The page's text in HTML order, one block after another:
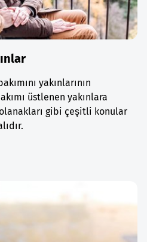
yakınlarının
üstlenen yakınlara
gibi çeşitli konular